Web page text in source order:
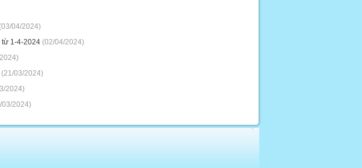
04/2024)
1-4-2024 (02/04/2024)
(21/03/2024)
2024)
03/2024)